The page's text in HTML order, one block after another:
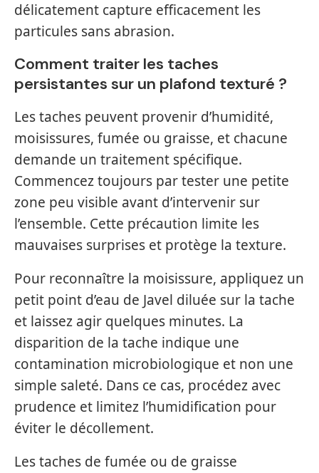
délicatement capture efficacement les
particules sans abrasion.
Comment traiter les taches
persistantes sur un plafond texturé ?
Les taches peuvent provenir d’humidité,
moisissures, fumée ou graisse, et chacune
demande un traitement spécifique.
Commencez toujours par tester une petite
zone peu visible avant d’intervenir sur
l’ensemble. Cette précaution limite les
mauvaises surprises et protège la texture.
Pour reconnaître la moisissure, appliquez un
petit point d’eau de Javel diluée sur la tache
et laissez agir quelques minutes. La
disparition de la tache indique une
contamination microbiologique et non une
simple saleté. Dans ce cas, procédez avec
prudence et limitez l’humidification pour
éviter le décollement.
Les taches de fumée ou de graisse